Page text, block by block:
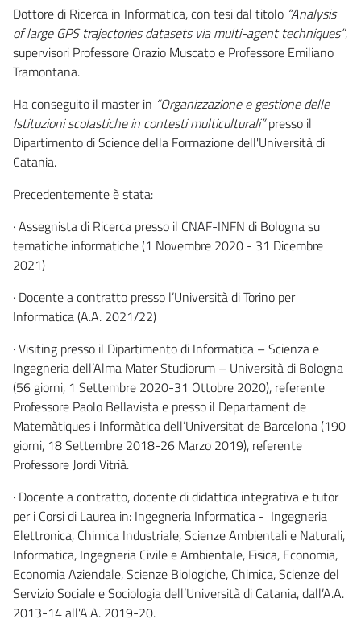
Dottore di Ricerca in Informatica, con tesi dal titolo “Analysis
of large GPS trajectories datasets via multi-agent techniques”,
supervisori Professore Orazio Muscato e Professore Emiliano
Tramontana.
Ha conseguito il master in “Organizzazione e gestione delle
Istituzioni scolastiche in contesti multiculturali”presso il
Dipartimento di Science della Formazione dell'Università di
Catania.
Precedentemente è stata:
· Assegnista di Ricerca presso il CNAF-INFN di Bologna su
tematiche informatiche (1 Novembre 2020 - 31 Dicembre
2021)
· Docente a contratto presso l’Università di Torino per
Informatica (A.A. 2021/22)
· Visiting presso il Dipartimento di Informatica – Scienza e
Ingegneria dell’Alma Mater Studiorum – Università di Bologna
(56 giorni, 1 Settembre 2020-31 Ottobre 2020), referente
Professore Paolo Bellavista e presso il Departament de
Matemàtiques i Informàtica dell’Universitat de Barcelona (190
giorni, 18 Settembre 2018-26 Marzo 2019), referente
Professore Jordi Vitrià.
· Docente a contratto, docente di didattica integrativa e tutor
per i Corsi di Laurea in: Ingegneria Informatica - Ingegneria
Elettronica, Chimica Industriale, Scienze Ambientali e Naturali,
Informatica, Ingegneria Civile e Ambientale, Fisica, Economia,
Economia Aziendale, Scienze Biologiche, Chimica, Scienze del
Servizio Sociale e Sociologia dell’Università di Catania, dall’A.A.
2013-14 all'A.A. 2019-20.